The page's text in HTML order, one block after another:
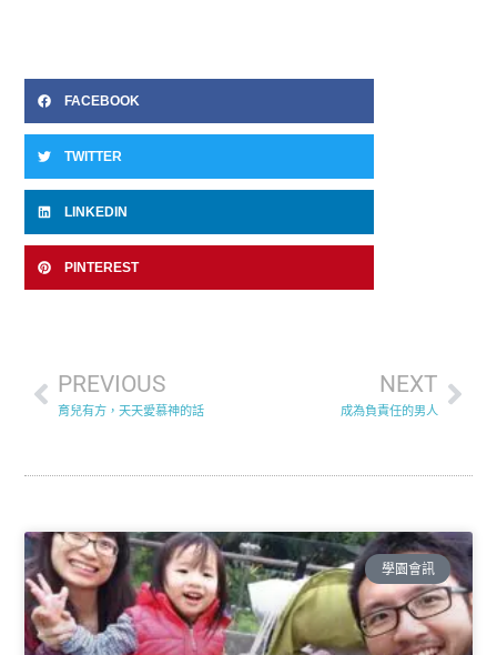
FACEBOOK
TWITTER
LINKEDIN
PINTEREST
PREVIOUS
育兒有方，天天愛慕神的話
NEXT
成為負責任的男人
學園會訊